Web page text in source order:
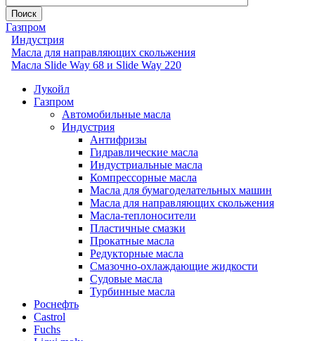
Газпром
Индустрия
Масла для направляющих скольжения
Масла Slide Way 68 и Slide Way 220
Лукойл
Газпром
Автомобильные масла
Индустрия
Антифризы
Гидравлические масла
Индустриальные масла
Компрессорные масла
Масла для бумагоделательных машин
Масла для направляющих скольжения
Масла-теплоносители
Пластичные смазки
Прокатные масла
Редукторные масла
Смазочно-охлаждающие жидкости
Судовые масла
Турбинные масла
Роснефть
Castrol
Fuchs